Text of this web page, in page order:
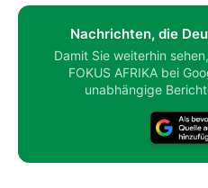
Nachrichten, die
Damit Sie weiterhin
FOKUS AFRIKA bei
unabhängige